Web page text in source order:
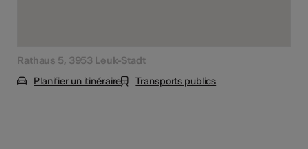
Rathaus 5, 3953 Leuk-Stadt
Planifier un itinéraire
Transports publics